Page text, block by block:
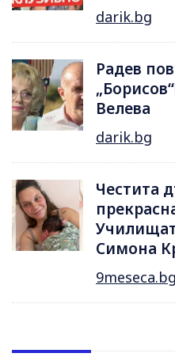
darik.bg
Радев
Велева
darik.bg
Честита
Симона
9meseca.bg